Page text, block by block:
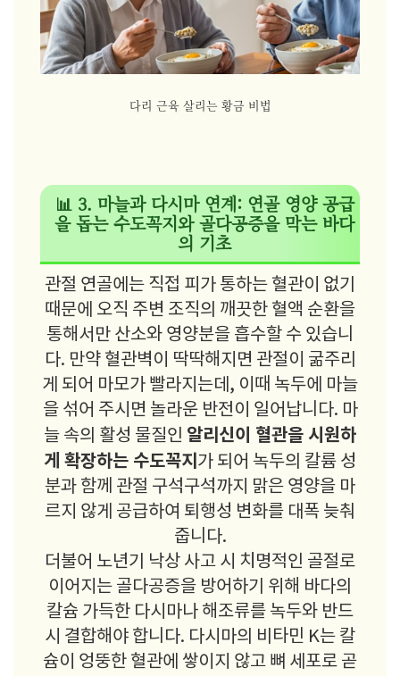
다리 근육 살리는 황금 비법
📊 3. 마늘과 다시마 연계: 연골 영양 공급
을 돕는 수도꼭지와 골다공증을 막는 바다
의 기초
관절 연골에는 직접 피가 통하는 혈관이 없기
때문에 오직 주변 조직의 깨끗한 혈액 순환을
통해서만 산소와 영양분을 흡수할 수 있습니
다. 만약 혈관벽이 딱딱해지면 관절이 굶주리
게 되어 마모가 빨라지는데, 이때 녹두에 마늘
을 섞어 주시면 놀라운 반전이 일어납니다. 마
늘 속의 활성 물질인 알리신이 혈관을 시원하
게 확장하는 수도꼭지 가 되어 녹두의 칼륨 성
분과 함께 관절 구석구석까지 맑은 영양을 마
르지 않게 공급하여 퇴행성 변화를 대폭 늦춰
줍니다.
더불어 노년기 낙상 사고 시 치명적인 골절로
이어지는 골다공증을 방어하기 위해 바다의
칼슘 가득한 다시마나 해조류를 녹두와 반드
시 결합해야 합니다. 다시마의 비타민 K는 칼
슘이 엉뚱한 혈관에 쌓이지 않고 뼈 세포로 곧